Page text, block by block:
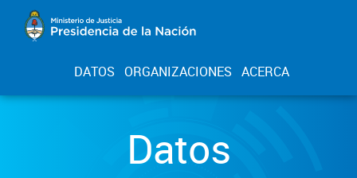
DATOS ORGANIZACIONES ACERCA
Datos